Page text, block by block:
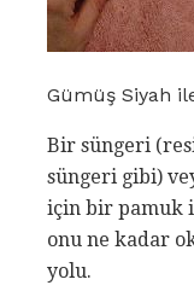
Gümüş Siyah
Bir süngeri
süngeri gibi)
için bir pamuk
onu ne kadar
yolu.